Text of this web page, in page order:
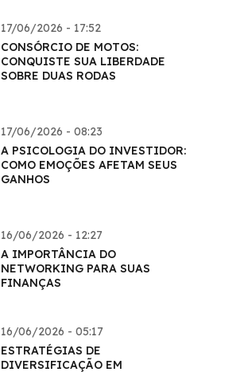
17/06/2026 - 17:52
CONSÓRCIO DE MOTOS:
CONQUISTE SUA LIBERDADE
SOBRE DUAS RODAS
17/06/2026 - 08:23
A PSICOLOGIA DO INVESTIDOR:
COMO EMOÇÕES AFETAM SEUS
GANHOS
16/06/2026 - 12:27
A IMPORTÂNCIA DO
NETWORKING PARA SUAS
FINANÇAS
16/06/2026 - 05:17
ESTRATÉGIAS DE
DIVERSIFICAÇÃO EM